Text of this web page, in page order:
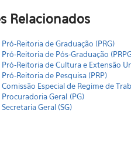
Relacionados
Pró-Reitoria de Graduação (PRG)
Pró-Reitoria de Pós-Graduação
Pró-Reitoria de Cultura e Extensão
Pró-Reitoria de Pesquisa (PRP)
Comissão Especial de Regime de
Procuradoria Geral (PG)
Secretaria Geral (SG)